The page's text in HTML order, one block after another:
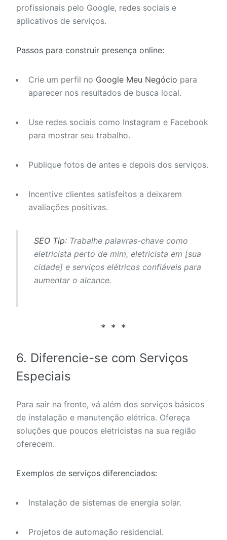
profissionais pelo Google, redes sociais e
aplicativos de serviços.
Passos para construir presença online:
Crie um perfil no Google Meu Negócio para
aparecer nos resultados de busca local.
Use redes sociais como Instagram e Facebook
para mostrar seu trabalho.
Publique fotos de antes e depois dos serviços.
Incentive clientes satisfeitos a deixarem
avaliações positivas.
SEO Tip: Trabalhe palavras-chave como
eletricista perto de mim, eletricista em [sua
cidade] e serviços elétricos confiáveis para
aumentar o alcance.
6. Diferencie-se com Serviços
Especiais
Para sair na frente, vá além dos serviços básicos
de instalação e manutenção elétrica. Ofereça
soluções que poucos eletricistas na sua região
oferecem.
Exemplos de serviços diferenciados:
Instalação de sistemas de energia solar.
Projetos de automação residencial.